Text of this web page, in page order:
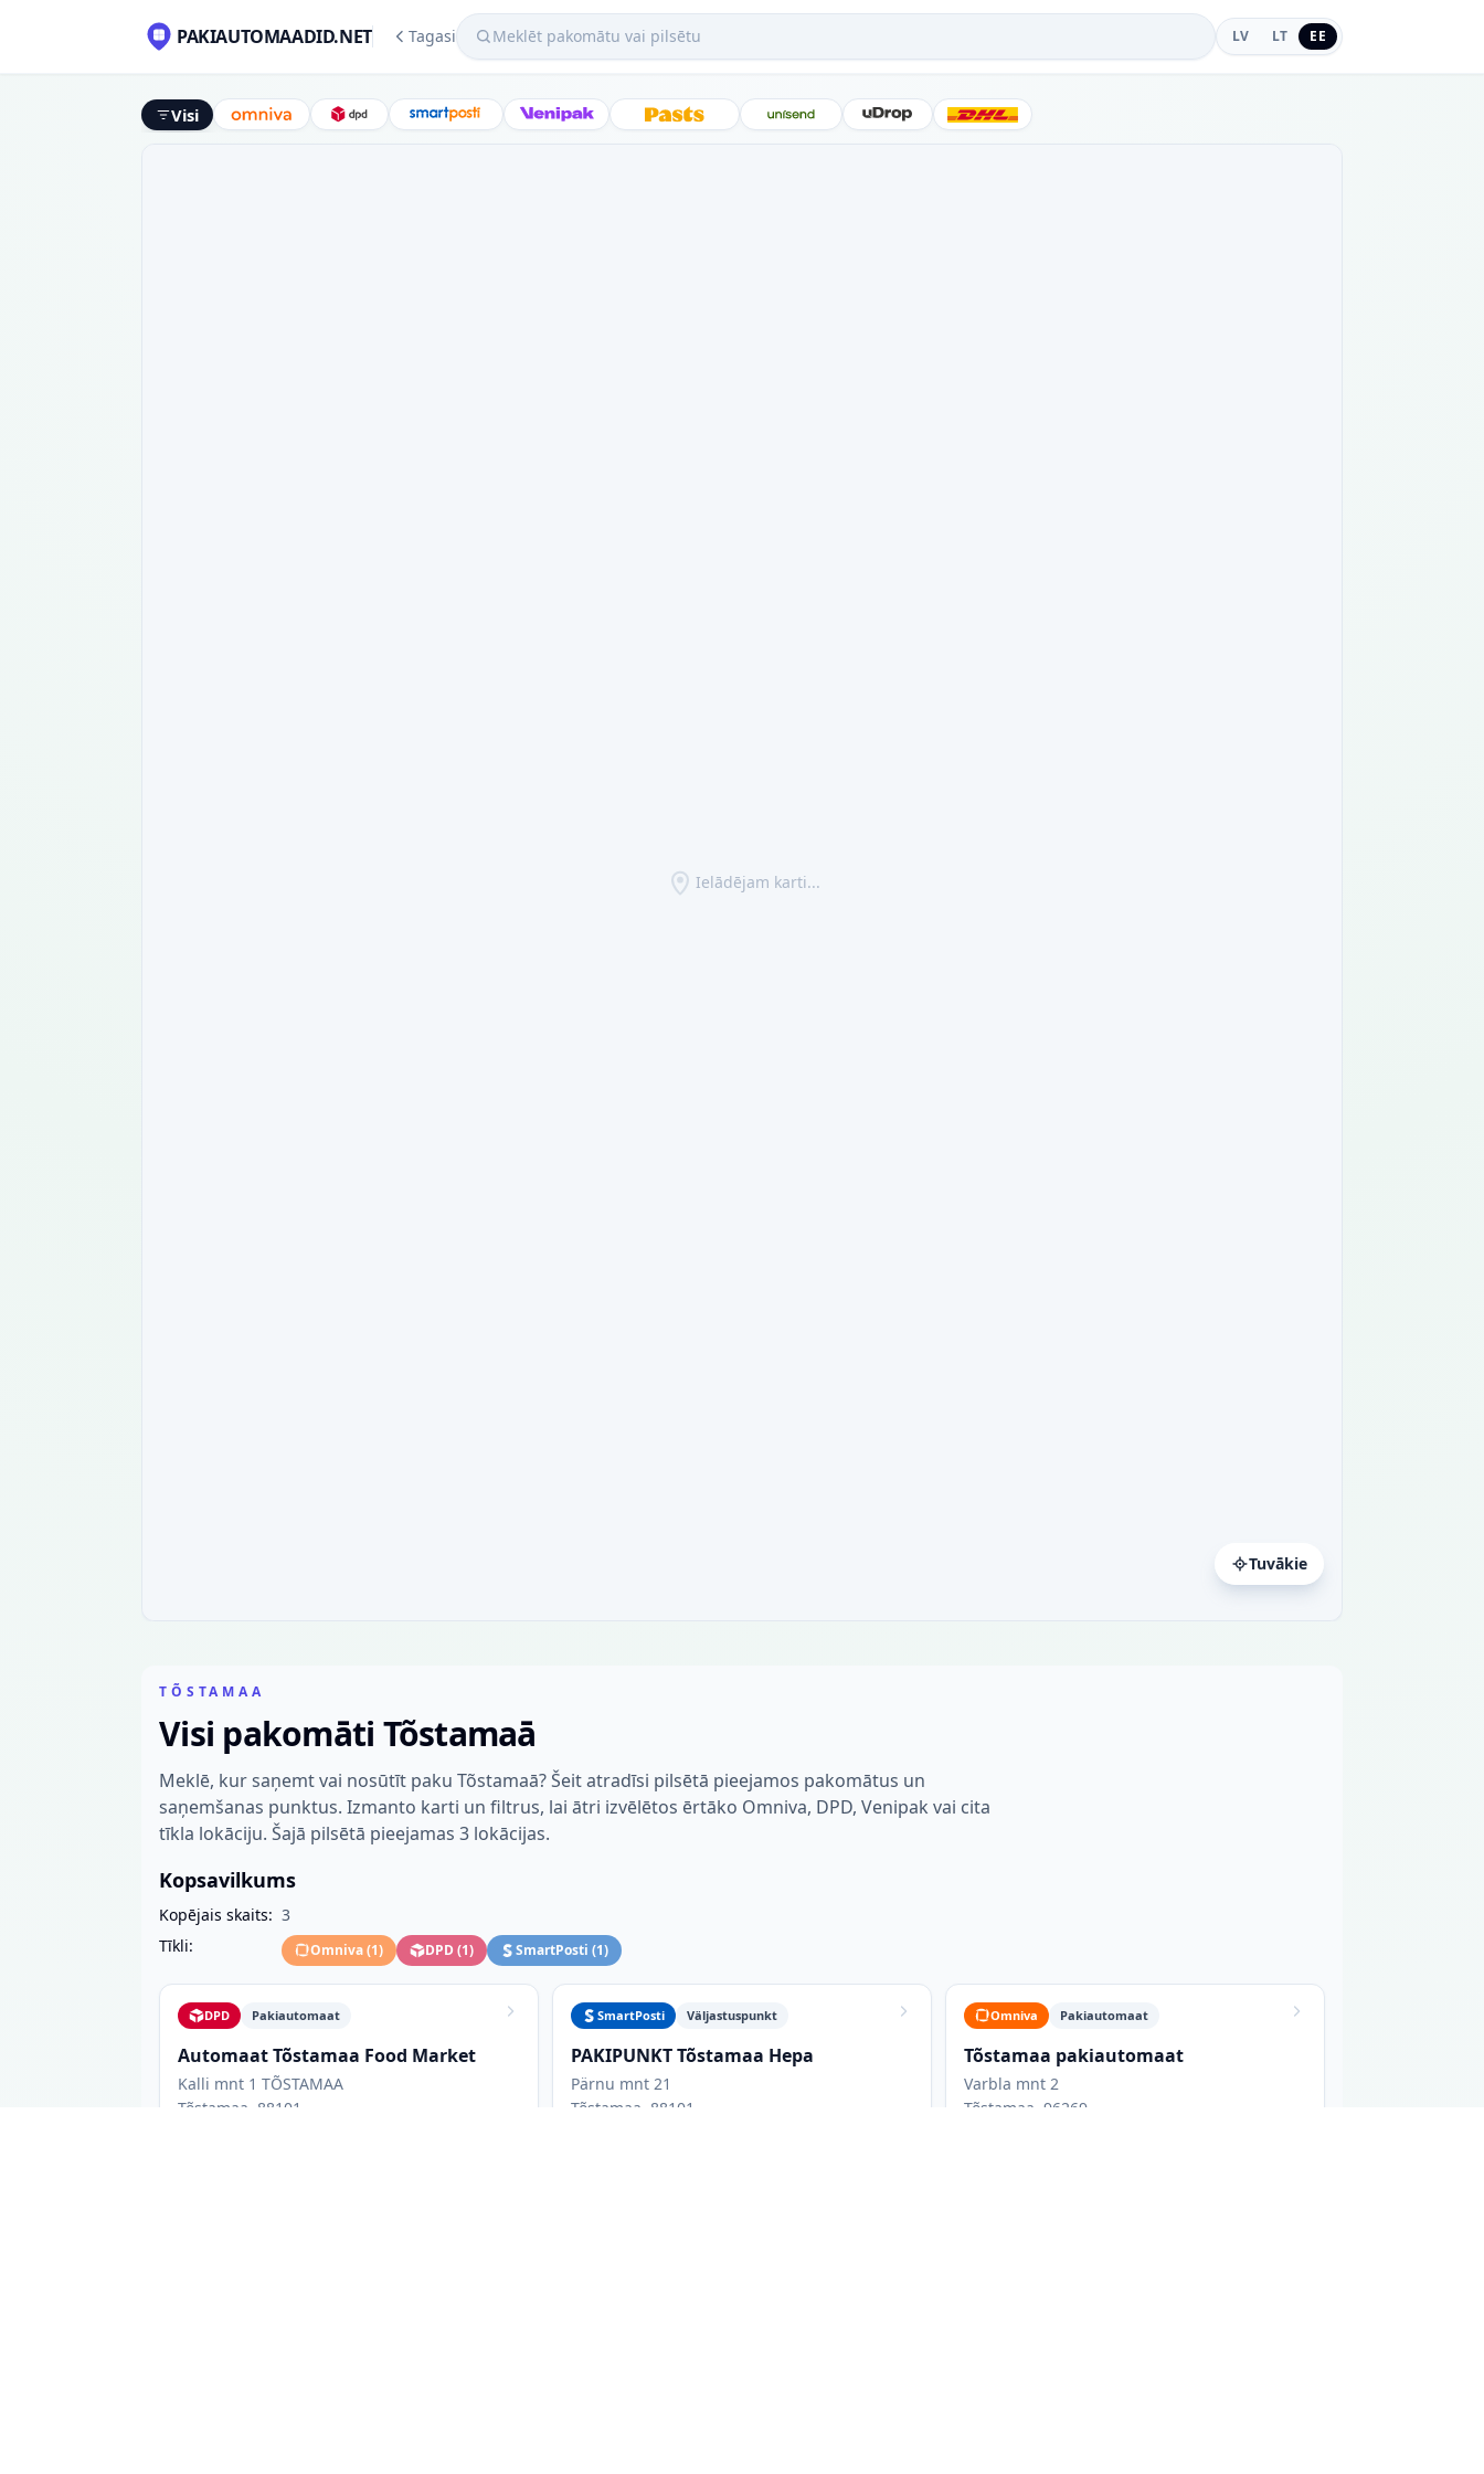
PAKIAUTOMAADID.NET TagasiMeklēt pakomātu vai pilsētu LV LT EE
Visi Omniva DPD SmartPosti Venipak Latvijas Pasts Unisend uDrop DHL
Ielādējam karti...
Tuvākie
TÕSTAMAA
Visi pakomāti Tõstamaā
Meklē, kur saņemt vai nosūtīt paku Tõstamaā? Šeit atradīsi pilsētā pieejamos pakomātus un
saņemšanas punktus. Izmanto karti un filtrus, lai ātri izvēlētos ērtāko Omniva, DPD, Venipak vai cita
tīkla lokāciju. Šajā pilsētā pieejamas 3 lokācijas.
Kopsavilkums
Kopējais skaits: 3
Tīkli:
Omniva(1) DPD(1) SmartPosti (1)
DPD Pakiautomaat
Automaat Tõstamaa Food Market
Kalli mnt 1 TÕSTAMAA
Tõstamaa, 88101
SmartPosti Väljastuspunkt
PAKIPUNKT Tõstamaa Hepa
Pärnu mnt 21
Tõstamaa, 88101
Omniva Pakiautomaat
Tõstamaa pakiautomaat
Varbla mnt 2
Tõstamaa, 96269